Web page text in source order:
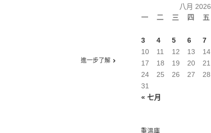
進一步了解
八月 2026
一
二 三 四 五
« 七月
3
4 5 6 7
10
11 12 13 14
17
18 19 20 21
24
25 26 27 28
31
重溫庫